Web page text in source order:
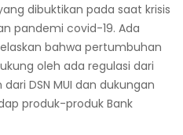
dibuktikan pada saat krisis
pandemi covid-19. Ada
bahwa pertumbuhan
oleh ada regulasi dari
DSN MUI dan dukungan
produk-produk Bank